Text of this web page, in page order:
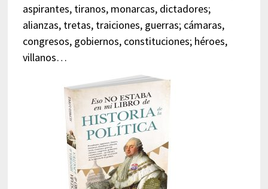
aspirantes, tiranos, monarcas, dictadores;
alianzas, tretas, traiciones, guerras; cámaras,
congresos, gobiernos, constituciones; héroes,
villanos…